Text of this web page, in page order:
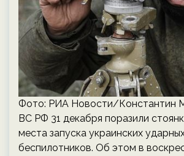
Фото: РИА Новости/Константин
ВС РФ 31 декабря поразили
места запуска украинских
беспилотников. Об этом в